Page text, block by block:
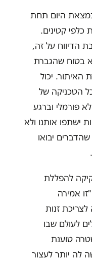
נמצאת היום תחת
כלפי קטינים.
הדיווח על זה,
בטוח שהגברת
האיתור. יכול
הטכניקה של
פורמלי וברגע
ישתפו אותנו ולא
יבואו
להפללת
אמירה
זנות
לעולם שבו
טוענת
לה יותר לעצור